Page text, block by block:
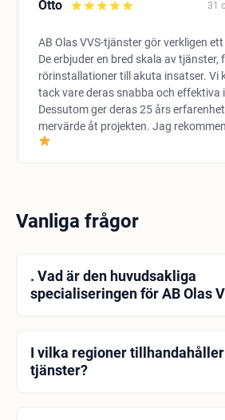
Otto 31
AB Olas VVS-tjänster gör verkligen
De erbjuder en bred skala av tjänster,
rörinstallationer till akuta insatser. Vi
tack vare deras snabba och effektiva
Dessutom ger deras 25 års
mervärde åt projekten. Jag
Vanliga frågor
. Vad är den huvudsakliga
specialiseringen för AB Olas
I vilka regioner
tjänster?